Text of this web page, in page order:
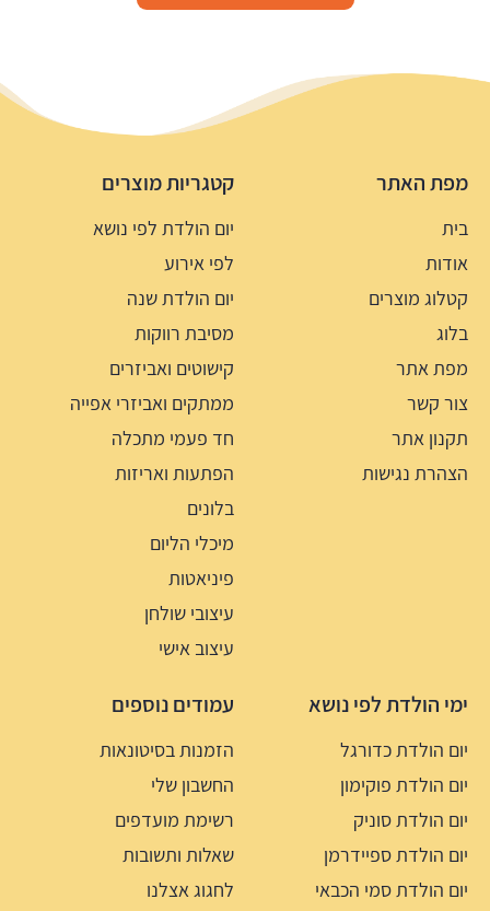
מפת האתר
בית
אודות
קטלוג מוצרים
בלוג
מפת אתר
צור קשר
תקנון אתר
הצהרת נגישות
קטגריות מוצרים
יום הולדת לפי נושא
לפי אירוע
יום הולדת שנה
מסיבת רווקות
קישוטים ואביזרים
ממתקים ואביזרי אפייה
חד פעמי מתכלה
הפתעות ואריזות
בלונים
מיכלי הליום
פיניאטות
עיצובי שולחן
עיצוב אישי
ימי הולדת לפי נושא
יום הולדת כדורגל
יום הולדת פוקימון
יום הולדת סוניק
יום הולדת ספיידרמן
יום הולדת סמי הכבאי
עמודים נוספים
הזמנות בסיטונאות
החשבון שלי
רשימת מועדפים
שאלות ותשובות
לחגוג אצלנו